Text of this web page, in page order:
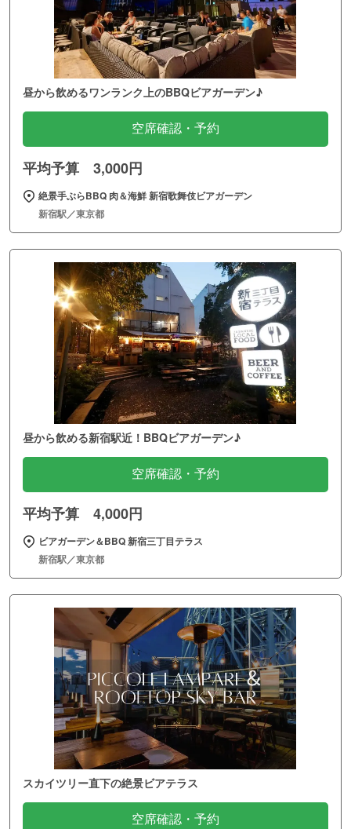
昼から飲めるワンランク上のBBQビアガーデン♪
空席確認・予約
平均予算 3,000円
絶景手ぶらBBQ 肉＆海鮮 新宿歌舞伎ビアガーデン
新宿駅／東京都
昼から飲める新宿駅近！BBQビアガーデン♪
空席確認・予約
平均予算 4,000円
ビアガーデン＆BBQ 新宿三丁目テラス
新宿駅／東京都
スカイツリー直下の絶景ビアテラス
空席確認・予約